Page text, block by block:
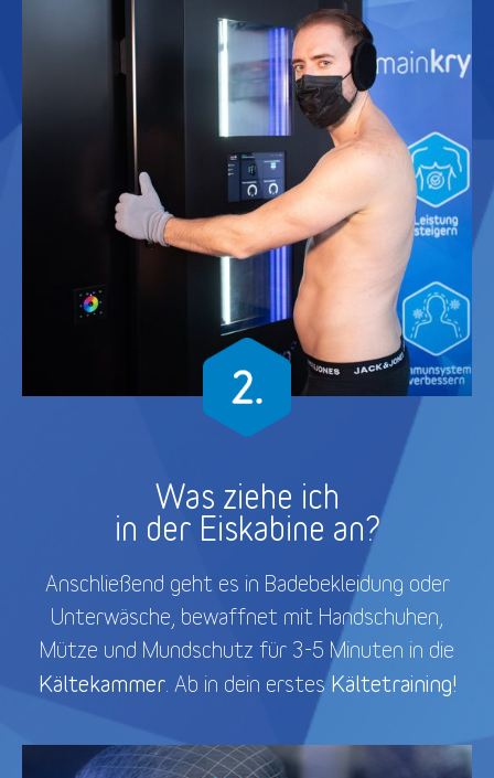
Was ziehe ich
in der Eiskabine an?
Anschließend geht es in Badebekleidung oder
Unterwäsche, bewaffnet mit Handschuhen,
Mütze und Mundschutz für 3-5 Minuten in die
Kältekammer. Ab in dein erstesKältetraining!